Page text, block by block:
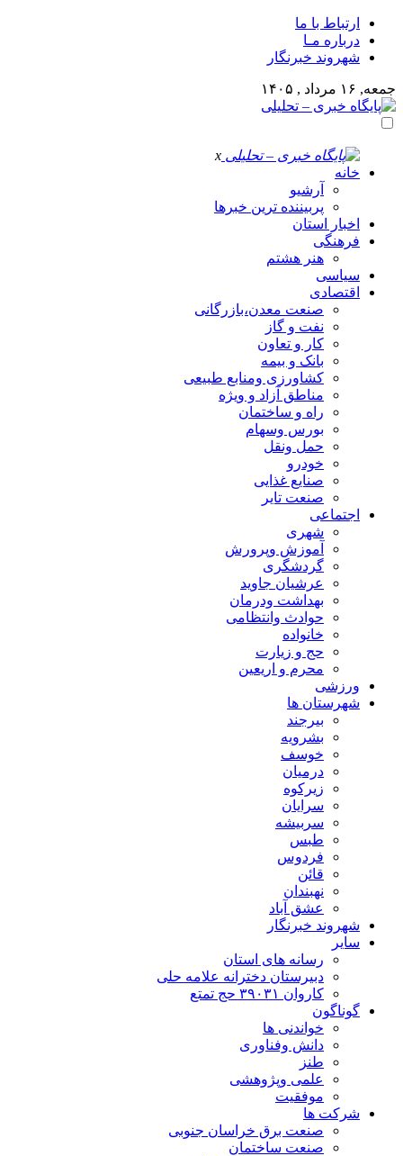
ارتباط با ما
درباره مـا
شهروند خبرنگار
جمعه, ۱۶ مرداد , ۱۴۰۵
x
خانه
آرشیو
پربیننده ترین خبرها
اخبار استان
فرهنگی
هنر هشتم
سیاسی
اقتصادی
صنعت معدن،بازرگانی
نفت و گاز
کار و تعاون
بانک و بیمه
کشاورزی ومنابع طبیعی
مناطق آزاد و ویژه
راه و ساختمان
بورس وسهام
حمل ونقل
خودرو
صنایع غذایی
صنعت تایر
اجتماعی
شهری
آموزش وپرورش
گردشگری
عرشیان جاوید
بهداشت ودرمان
حوادث وانتظامی
خانواده
حج و زیارت
محرم و اریعین
ورزشی
شهرستان ها
بیرجند
بشرویه
خوسف
درمیان
زیرکوه
سرایان
سربیشه
طبس
فردوس
قائن
نهبندان
عشق آباد
شهروند خبرنگار
سایر
رسانه های استان
دبیرستان دخترانه علامه حلی
کاروان ۳۹۰۳۱ حج تمتع
گوناگون
خواندنی ها
دانش وفناوری
طنز
علمی وپژوهشی
موفقیت
شرکت ها
صنعت برق خراسان جنوبی
صنعت ساختمان